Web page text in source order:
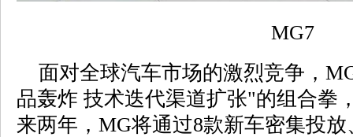
MG7
面对全球汽车市场的激烈竞争，
品轰炸 技术迭代渠道扩张"的组合拳
来两年，MG将通过8款新车密集投